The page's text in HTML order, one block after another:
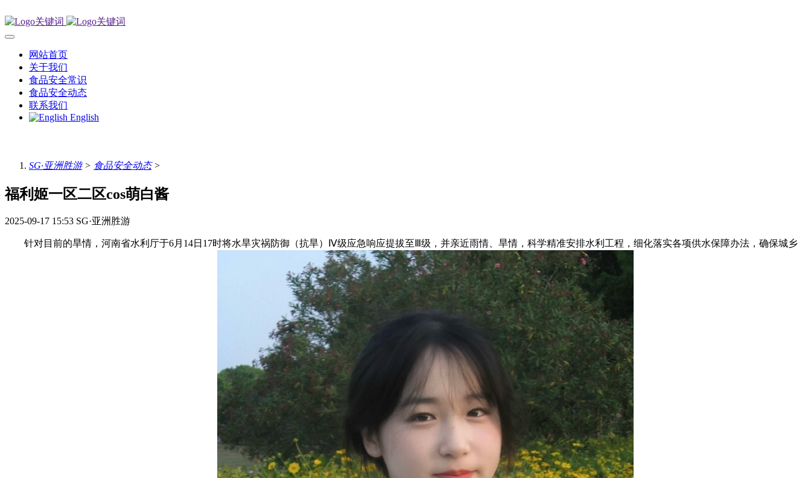
网站首页
关于我们
食品安全常识
食品安全动态
联系我们
English
SG·亚洲胜游> 食品安全动态>
福利姬一区二区cos萌白酱
2025-09-17 15:53 SG·亚洲胜游
针对目前的旱情，河南省水利厅于6月14日17时将水旱灾祸防御（抗旱）Ⅳ级应急响应提拔至Ⅲ级，并亲近雨情、旱情，科学精准安排水利工程，细化落实各项供水保障办法，确保城乡